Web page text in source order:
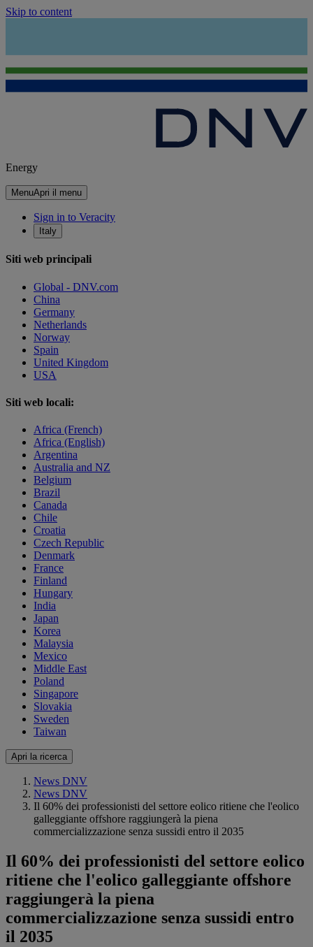
Skip to content
Energy
MenuApri il menu
Sign in to Veracity
Italy
Siti web principali
Global - DNV.com
China
Germany
Netherlands
Norway
Spain
United Kingdom
USA
Siti web locali:
Africa (French)
Africa (English)
Argentina
Australia and NZ
Belgium
Brazil
Canada
Chile
Croatia
Czech Republic
Denmark
France
Finland
Hungary
India
Japan
Korea
Malaysia
Mexico
Middle East
Poland
Singapore
Slovakia
Sweden
Taiwan
Apri la ricerca
News DNV
News DNV
Il 60% dei professionisti del settore eolico ritiene che l'eolico
galleggiante offshore raggiungerà la piena
commercializzazione senza sussidi entro il 2035
Il 60% dei professionisti del settore eolico
ritiene che l'eolico galleggiante offshore
raggiungerà la piena
commercializzazione senza sussidi entro
il 2035